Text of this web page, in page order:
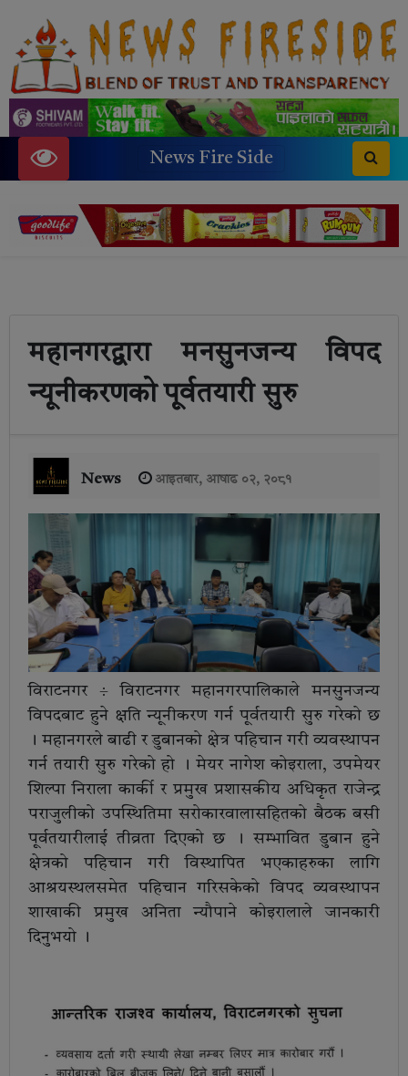
News Fire Side
महानगरद्वारा मनसुनजन्य विपद
न्यूनीकरणको पूर्वतयारी सुरु
News आइतबार, आषाढ ०२, २०८१
विराटनगर ÷ विराटनगर महानगरपालिकाले मनसुनजन्य
विपदबाट हुने क्षति न्यूनीकरण गर्न पूर्वतयारी सुरु गरेको छ
। महानगरले बाढी र डुबानको क्षेत्र पहिचान गरी व्यवस्थापन
गर्न तयारी सुरु गरेको हो । मेयर नागेश कोइराला, उपमेयर
शिल्पा निराला कार्की र प्रमुख प्रशासकीय अधिकृत राजेन्द्र
पराजुलीको उपस्थितिमा सरोकारवालासहितको बैठक बसी
पूर्वतयारीलाई तीव्रता दिएको छ । सम्भावित डुबान हुने
क्षेत्रको पहिचान गरी विस्थापित भएकाहरुका लागि
आश्रयस्थलसमेत पहिचान गरिसकेको विपद व्यवस्थापन
शाखाकी प्रमुख अनिता न्यौपाने कोइरालाले जानकारी
दिनुभयो ।